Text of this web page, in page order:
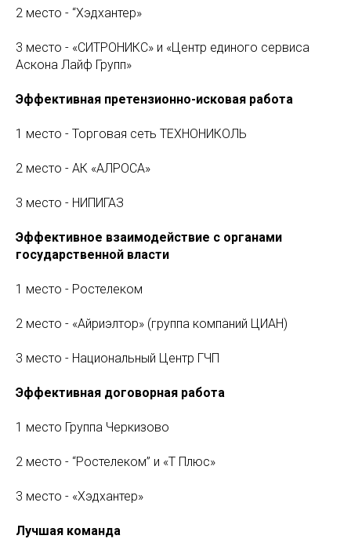
2 место - “Хэдхантер»
3 место - «СИТРОНИКС» и «Центр единого сервиса
Аскона Лайф Групп»
Эффективная претензионно-исковая работа
1 место - Торговая сеть ТЕХНОНИКОЛЬ
2 место - АК «АЛРОСА»
3 место - НИПИГАЗ
Эффективное взаимодействие с органами
государственной власти
1 место - Ростелеком
2 место - «Айриэлтор» (группа компаний ЦИАН)
3 место - Национальный Центр ГЧП
Эффективная договорная работа
1 место Группа Черкизово
2 место - “Ростелеком” и «Т Плюс»
3 место - «Хэдхантер»
Лучшая команда